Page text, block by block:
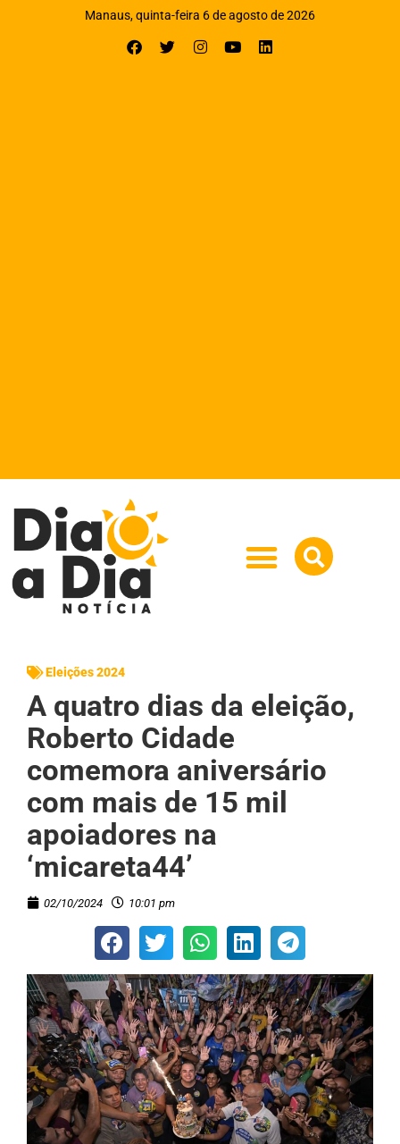
Manaus, quinta-feira 6 de agosto de 2026
Eleições 2024
A quatro dias da eleição,
Roberto Cidade
comemora aniversário
com mais de 15 mil
apoiadores na
‘micareta44’
02/10/2024 10:01 pm